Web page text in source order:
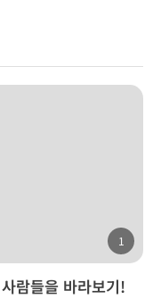
1
람들을 바라보기!